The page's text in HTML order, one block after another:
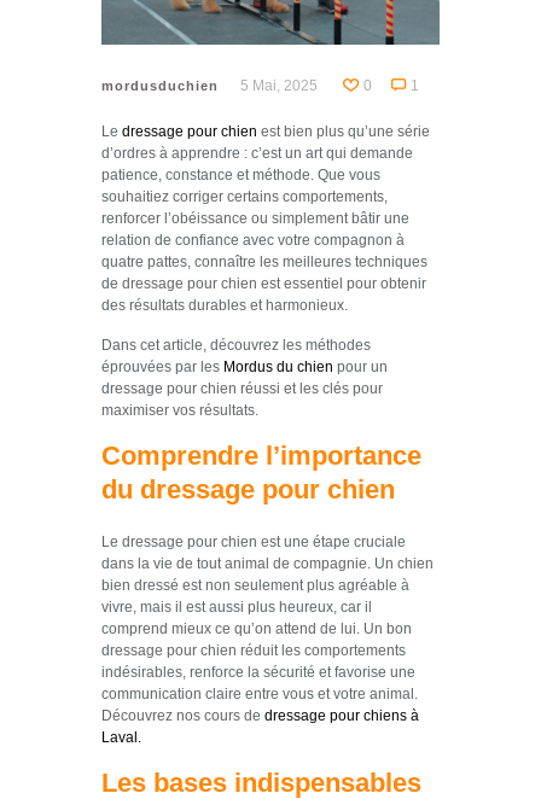
mordusduchien 5 Mai, 2025 0 1
Le dressage pour chien est bien plus qu’une série
d’ordres à apprendre : c’est un art qui demande
patience, constance et méthode. Que vous
souhaitiez corriger certains comportements,
renforcer l’obéissance ou simplement bâtir une
relation de confiance avec votre compagnon à
quatre pattes, connaître les meilleures techniques
de dressage pour chien est essentiel pour obtenir
des résultats durables et harmonieux.
Dans cet article, découvrez les méthodes
éprouvées par les Mordus du chien pour un
dressage pour chien réussi et les clés pour
maximiser vos résultats.
Comprendre l’importance
du dressage pour chien
Le dressage pour chien est une étape cruciale
dans la vie de tout animal de compagnie. Un chien
bien dressé est non seulement plus agréable à
vivre, mais il est aussi plus heureux, car il
comprend mieux ce qu’on attend de lui. Un bon
dressage pour chien réduit les comportements
indésirables, renforce la sécurité et favorise une
communication claire entre vous et votre animal.
Découvrez nos cours de dressage pour chiens à
Laval.
Les bases indispensables